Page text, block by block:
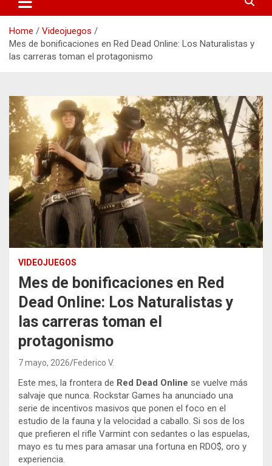
Home
Videojuegos
Mes de bonificaciones en Red Dead Online: Los Naturalistas y
las carreras toman el protagonismo
VIDEOJUEGOS
Mes de bonificaciones en Red
Dead Online: Los Naturalistas y
las carreras toman el
protagonismo
7 mayo, 2026 Federico V.
Este mes, la frontera de Red Dead Online se vuelve más
salvaje que nunca. Rockstar Games ha anunciado una
serie de incentivos masivos que ponen el foco en el
estudio de la fauna y la velocidad a caballo. Si sos de los
que prefieren el rifle Varmint con sedantes o las espuelas,
mayo es tu mes para amasar una fortuna en RDO$, oro y
experiencia.